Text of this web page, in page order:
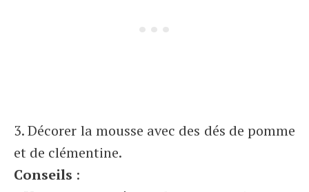
3. Décorer la mousse avec des dés de pomme
et de clémentine.
Conseils :